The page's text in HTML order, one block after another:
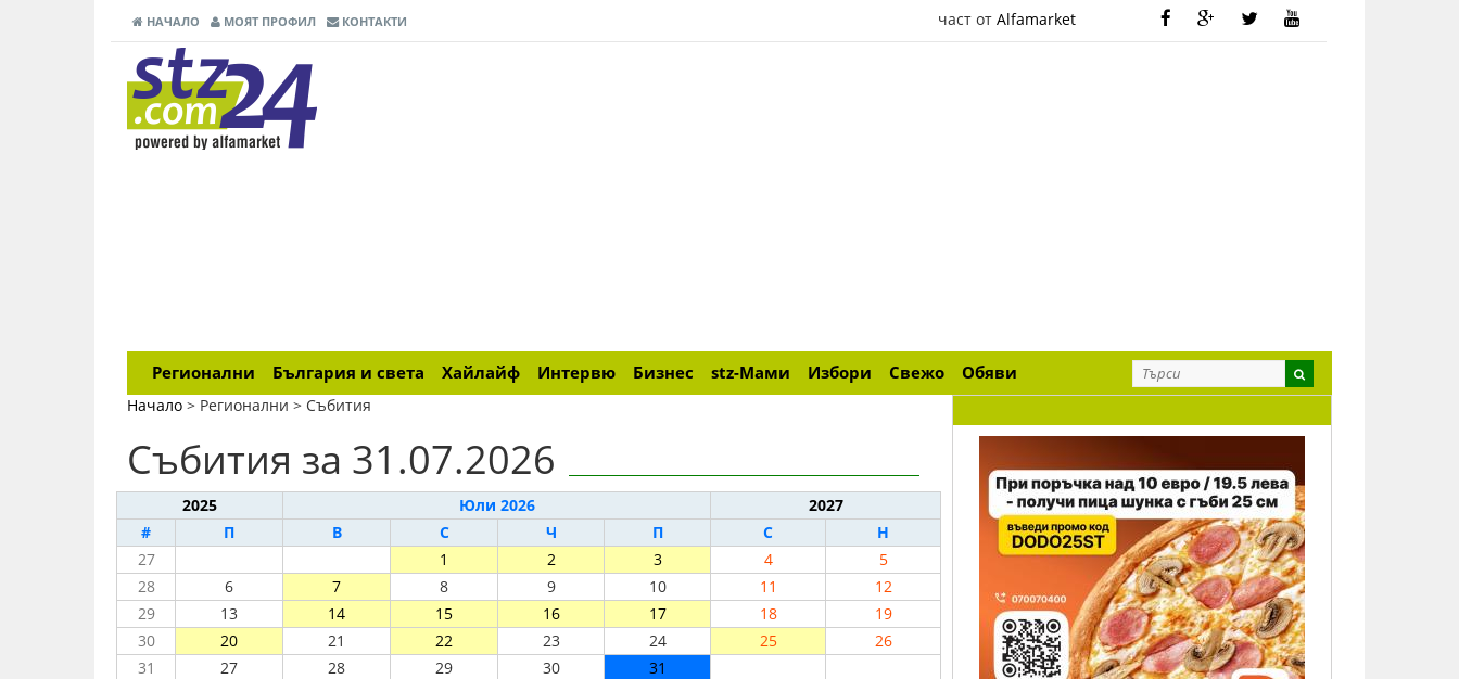
НАЧАЛО МОЯТ ПРОФИЛ КОНТАКТИ част от Alfamarket
Регионални България и света Хайлайф Интервю Бизнес stz-Мами Избори Свежо Обяви
Начало > Регионални > Събития
Събития за 31.07.2026
2025 Юли 2026
2027
#
П В С Ч П С
Н
27
1 2 3 4
5
28
6 7 8 9 10 11
12
29
13 14 15 16 17 18
19
30
20 21 22 23 24 25
26
31
27 28 29 30
31